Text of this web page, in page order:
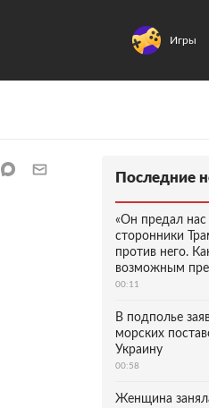
Игры
Последние
«Он предал
сторонники
против него.
возможным
00:11
В подполье
морских
Украину
00:58
Женщина